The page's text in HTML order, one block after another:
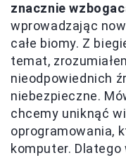
znacznie
wprowadzając
całe biomy. Z
temat,
nieodpowiednich
niebezpieczne.
chcemy uniknąć
oprogramowania,
komputer.